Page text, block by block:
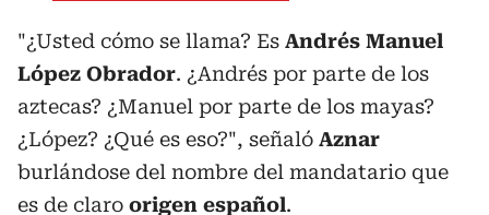
"¿Usted cómo se llama? Es Andrés Manuel
López Obrador. ¿Andrés por parte de los
aztecas? ¿Manuel por parte de los mayas?
¿López? ¿Qué es eso?", señaló Aznar
burlándose del nombre del mandatario que
es de claro origen español.